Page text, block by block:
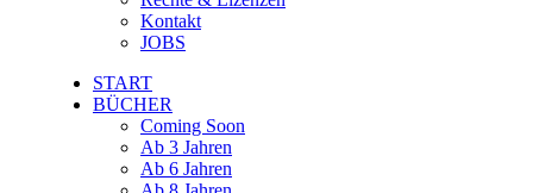
Kontakt
JOBS
START
BÜCHER
Coming Soon
Ab 3 Jahren
Ab 6 Jahren